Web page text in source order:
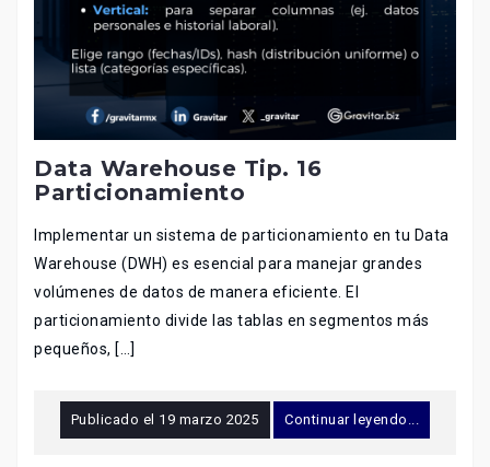
Data Warehouse Tip. 16
Particionamiento
Implementar un sistema de particionamiento en tu Data
Warehouse (DWH) es esencial para manejar grandes
volúmenes de datos de manera eficiente. El
particionamiento divide las tablas en segmentos más
pequeños, […]
Publicado el 19 marzo 2025 Continuar leyendo...